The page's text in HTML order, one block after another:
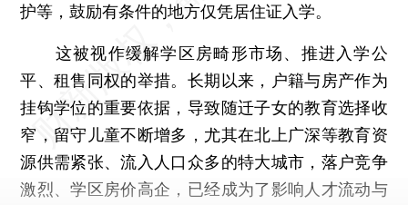
护等，鼓励有条件的地方仅凭居住证入学。
这被视作缓解学区房畸形市场、推进入学公
平、租售同权的举措。长期以来，户籍与房产作为
挂钩学位的重要依据，导致随迁子女的教育选择收
窄，留守儿童不断增多，尤其在北上广深等教育资
源供需紧张、流入人口众多的特大城市，落户竞争
激烈、学区房价高企，已经成为了影响人才流动与